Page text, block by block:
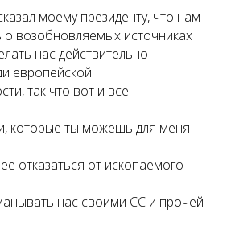
моему президенту, что нам
о возобновляемых источниках
нас действительно
европейской
так что вот и все.
которые ты можешь для меня
отказаться от ископаемого
нас своими CC и прочей